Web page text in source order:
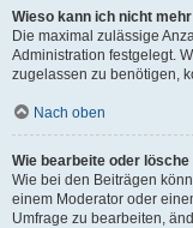
Wieso kann ich nicht
Die maximal zulässige
Administration festgelegt.
zugelassen zu benötigen,
Nach oben
Wie bearbeite oder
Wie bei den Beiträgen
einem Moderator oder
Umfrage zu bearbeiten,